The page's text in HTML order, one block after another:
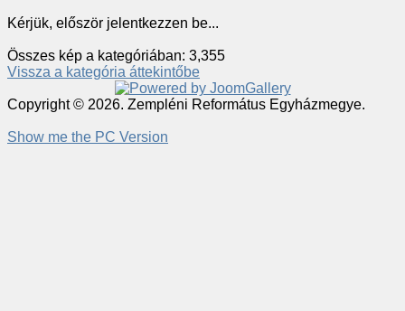
Kérjük, először jelentkezzen be...
Összes kép a kategóriában: 3,355
Vissza a kategória áttekintőbe
Copyright © 2026. Zempléni Református Egyházmegye.
Show me the PC Version